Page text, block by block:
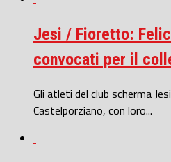
Jesi / Fioretto:
convocati per il
Gli atleti del club scherma
Castelporziano, con loro...